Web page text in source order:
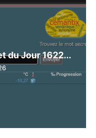
du Jour 1622...